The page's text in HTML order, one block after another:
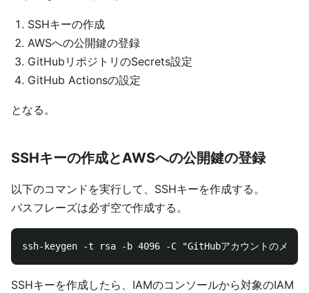
SSHキーの作成
AWSへの公開鍵の登録
GitHubリポジトリのSecrets設定
GitHub Actionsの設定
となる。
SSHキーの作成とAWSへの公開鍵の登録
以下のコマンドを実行して、SSHキーを作成する。
パスフレーズは必ず空で作成する。
SSHキーを作成したら、IAMのコンソールから対象のIAM